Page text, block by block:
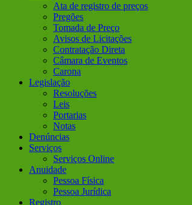
Ata de registro de preços
Pregões
Tomada de Preço
Avisos de Licitações
Contratação Direta
Câmara de Eventos
Carona
Legislação
Resoluções
Leis
Portarias
Notas
Denúncias
Serviços
Serviços Online
Anuidade
Pessoa Física
Pessoa Jurídica
Registro